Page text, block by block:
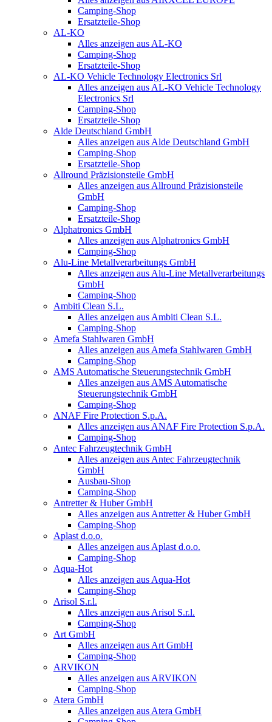
Camping-Shop
Ersatzteile-Shop
AL-KO
Alles anzeigen aus AL-KO
Camping-Shop
Ersatzteile-Shop
AL-KO Vehicle Technology Electronics Srl
Alles anzeigen aus AL-KO Vehicle Technology
Electronics Srl
Camping-Shop
Ersatzteile-Shop
Alde Deutschland GmbH
Alles anzeigen aus Alde Deutschland GmbH
Camping-Shop
Ersatzteile-Shop
Allround Präzisionsteile GmbH
Alles anzeigen aus Allround Präzisionsteile
GmbH
Camping-Shop
Ersatzteile-Shop
Alphatronics GmbH
Alles anzeigen aus Alphatronics GmbH
Camping-Shop
Alu-Line Metallverarbeitungs GmbH
Alles anzeigen aus Alu-Line Metallverarbeitungs
GmbH
Camping-Shop
Ambiti Clean S.L.
Alles anzeigen aus Ambiti Clean S.L.
Camping-Shop
Amefa Stahlwaren GmbH
Alles anzeigen aus Amefa Stahlwaren GmbH
Camping-Shop
AMS Automatische Steuerungstechnik GmbH
Alles anzeigen aus AMS Automatische
Steuerungstechnik GmbH
Camping-Shop
ANAF Fire Protection S.p.A.
Alles anzeigen aus ANAF Fire Protection S.p.A.
Camping-Shop
Antec Fahrzeugtechnik GmbH
Alles anzeigen aus Antec Fahrzeugtechnik
GmbH
Ausbau-Shop
Camping-Shop
Antretter & Huber GmbH
Alles anzeigen aus Antretter & Huber GmbH
Camping-Shop
Aplast d.o.o.
Alles anzeigen aus Aplast d.o.o.
Camping-Shop
Aqua-Hot
Alles anzeigen aus Aqua-Hot
Camping-Shop
Arisol S.r.l.
Alles anzeigen aus Arisol S.r.l.
Camping-Shop
Art GmbH
Alles anzeigen aus Art GmbH
Camping-Shop
ARVIKON
Alles anzeigen aus ARVIKON
Camping-Shop
Atera GmbH
Alles anzeigen aus Atera GmbH